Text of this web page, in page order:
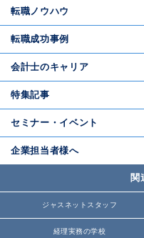
転職ノウハウ
転職成功事例
会計士のキャリア
特集記事
セミナー・イベント
企業担当者様へ
関
ジャスネットスタッフ
経理実務の学校